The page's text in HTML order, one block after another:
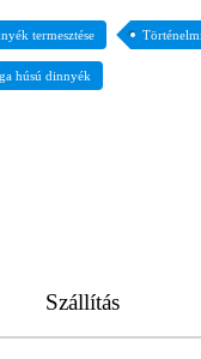
termesztése
húsú dinnyék
Szállítás